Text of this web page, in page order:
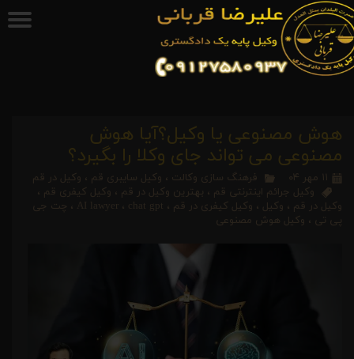
هوش مصنوعی یا وکیل؟آیا هوش
مصنوعی می تواند جای وکلا را بگیرد؟
۱۱ مهر ۰۴ فرهنگ سازی وکالت ، وکیل سایبری قم ، وکیل در قم
وکیل جرائم اینترنتی قم ، بهترین وکیل در قم ، وکیل کیفری قم ،
وکیل در قم ، وکیل ، وکیل کیفری در قم ، AI lawyer ، chat gpt ، چت جی
پی تی ، وکیل هوش مصنوعی